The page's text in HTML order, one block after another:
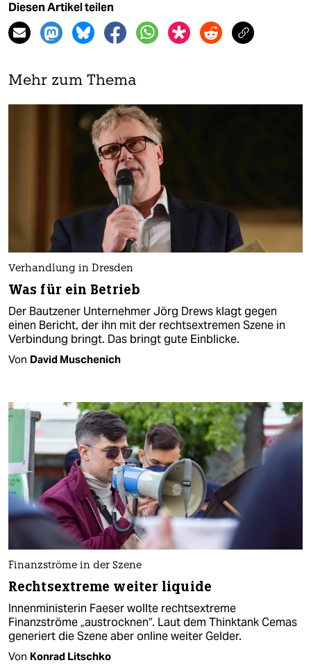
Diesen Artikel teilen
Mehr zum Thema
Verhandlung in Dresden
Was für ein Betrieb
Der Bautzener Unternehmer Jörg Drews klagt gegen
einen Bericht, der ihn mit der rechtsextremen Szene in
Verbindung bringt. Das bringt gute Einblicke.
Von David Muschenich
Finanzströme in der Szene
Rechtsextreme weiter liquide
Innenministerin Faeser wollte rechtsextreme
Finanzströme „austrocknen“. Laut dem Thinktank Cemas
generiert die Szene aber online weiter Gelder.
Von Konrad Litschko